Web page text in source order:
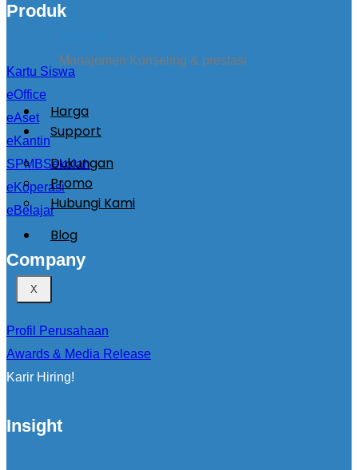
Manajemen Konseling & prestasi
Harga
Support
Dukungan
Promo
Hubungi Kami
Blog
X
Produk
Kartu Siswa
eOffice
eAset
eKantin
SPMBSekolah
eKoperasi
eBelajar
Company
Profil Perusahaan
Awards & Media Release
Karir Hiring!
Insight